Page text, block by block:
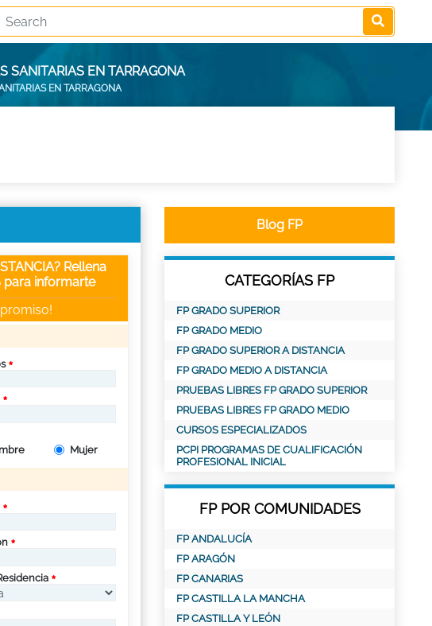
SANITARIAS EN TARRAGONA
EN TARRAGONA
Rellena
para informarte
Mujer
Blog FP
CATEGORÍAS FP
FP GRADO SUPERIOR
FP GRADO MEDIO
FP GRADO SUPERIOR A DISTANCIA
FP GRADO MEDIO A DISTANCIA
PRUEBAS LIBRES FP GRADO SUPERIOR
PRUEBAS LIBRES FP GRADO MEDIO
CURSOS ESPECIALIZADOS
PCPI PROGRAMAS DE CUALIFICACIÓN
PROFESIONAL INICIAL
FP POR COMUNIDADES
FP ANDALUCÍA
FP ARAGÓN
FP CANARIAS
FP CASTILLA LA MANCHA
FP CASTILLA Y LEÓN